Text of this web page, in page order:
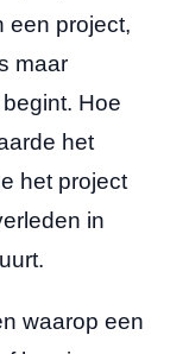
een project,
maar
Hoe
het
het project
in
waarop een